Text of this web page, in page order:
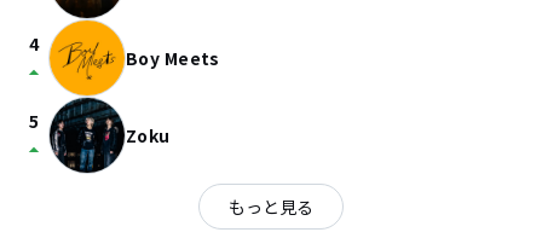
4
arrow_drop_up Boy Meets
5
arrow_drop_up Zoku
もっと見る